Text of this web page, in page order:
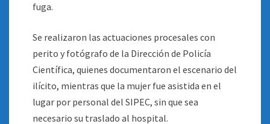
fuga.
Se realizaron las actuaciones procesales con
perito y fotógrafo de la Dirección de Policía
Científica, quienes documentaron el escenario del
ilícito, mientras que la mujer fue asistida en el
lugar por personal del SIPEC, sin que sea
necesario su traslado al hospital.